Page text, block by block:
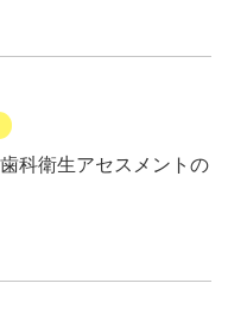
科衛生アセスメントの